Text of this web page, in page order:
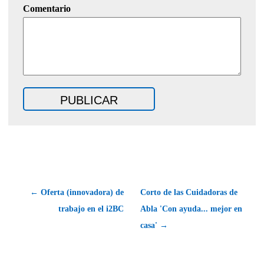
Comentario
← Oferta (innovadora) de
trabajo en el i2BC
Corto de las Cuidadoras de
Abla 'Con ayuda... mejor en
casa' →